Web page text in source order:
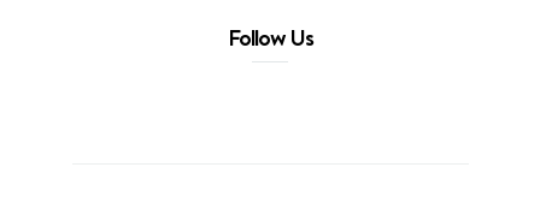
Follow Us